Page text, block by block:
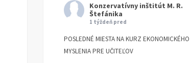
Konzervatívny inštitút M. R.
Štefánika
1 týždeň pred
POSLEDNÉ MIESTA NA KURZ EKONOMICKÉHO
MYSLENIA PRE UČITEĽOV